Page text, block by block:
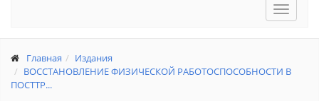
Toggle
Главная
Издания
ВОССТАНОВЛЕНИЕ ФИЗИЧЕСКОЙ РАБОТОСПОСОБНОСТИ В
ПОСТТР...